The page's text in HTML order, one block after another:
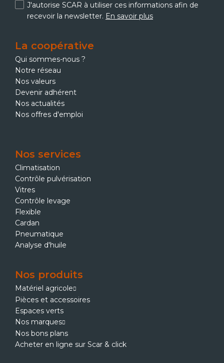
J'autorise SCAR à utiliser ces informations afin de
recevoir la newsletter. En savoir plus
La coopérative
Qui sommes-nous ?
Notre réseau
Nos valeurs
Devenir adhérent
Nos actualités
Nos offres d'emploi
Nos services
Climatisation
Contrôle pulvérisation
Vitres
Contrôle levage
Flexible
Cardan
Pneumatique
Analyse d'huile
Nos produits
Matériel agricole
Pièces et accessoires
Espaces verts
Nos marques
Nos bons plans
Acheter en ligne sur Scar & click